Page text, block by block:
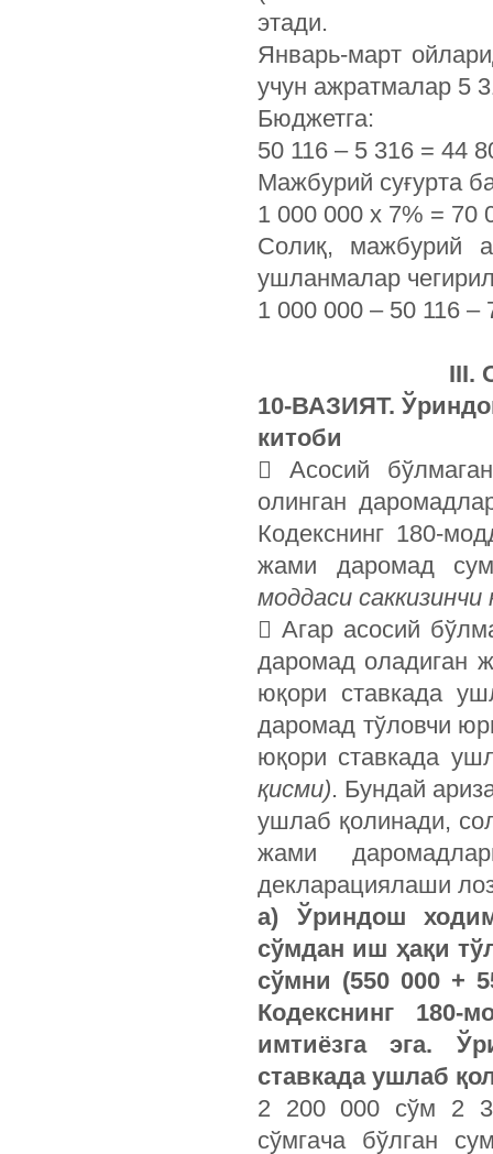
этади.
Январь-март
учун ажратмалар 5
Бюджетга:
50 116 – 5 316 = 44
Мажбурий суғурта
1 000 000 х 7% = 70
Солиқ, мажбурий
ушланмалар
1 000 000 – 50 116
III.
10-ВАЗИЯТ.
китоби
 Асосий
олинган
Кодекснинг 180-
жами даромад
моддаси саккизинчи
 Агар асосий
даромад оладиган
юқори ставкада
даромад тўловчи
юқори ставкада
қисми). Бундай
ушлаб қолинади,
жами
декларациялаши
а) Ўриндош
сўмдан иш ҳақи
сўмни (550 000 +
Кодекснинг 180-
имтиёзга эга.
ставкада ушлаб
2 200 000 сўм 2
сўмгача бўлган